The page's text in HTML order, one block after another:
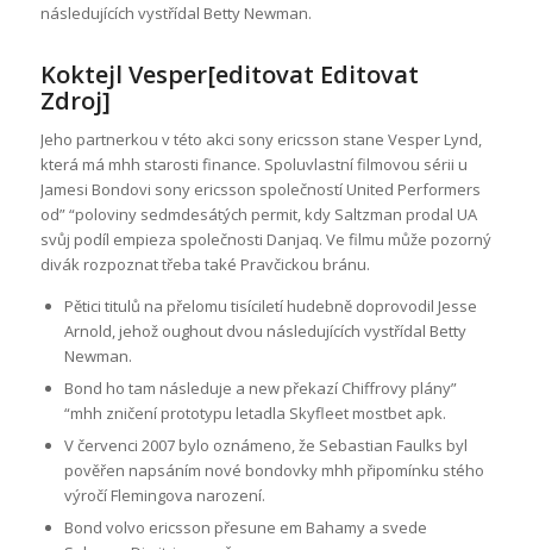
následujících vystřídal Betty Newman.
Koktejl Vesper[editovat Editovat
Zdroj]
Jeho partnerkou v této akci sony ericsson stane Vesper Lynd,
která má mhh starosti finance. Spoluvlastní filmovou sérii u
Jamesi Bondovi sony ericsson společností United Performers
od” “poloviny sedmdesátých permit, kdy Saltzman prodal UA
svůj podíl empieza společnosti Danjaq. Ve filmu může pozorný
divák rozpoznat třeba také Pravčickou bránu.
Pětici titulů na přelomu tisíciletí hudebně doprovodil Jesse
Arnold, jehož oughout dvou následujících vystřídal Betty
Newman.
Bond ho tam následuje a new překazí Chiffrovy plány”
“mhh zničení prototypu letadla Skyfleet mostbet apk.
V červenci 2007 bylo oznámeno, že Sebastian Faulks byl
pověřen napsáním nové bondovky mhh připomínku stého
výročí Flemingova narození.
Bond volvo ericsson přesune em Bahamy a svede